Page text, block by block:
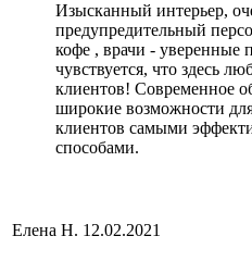
Изысканный интерьер,
предупредительный
кофе , врачи - уверенные
чувствуется, что здесь
клиентов! Современное
широкие возможности
клиентов самыми
способами.
Елена Н. 12.02.2021